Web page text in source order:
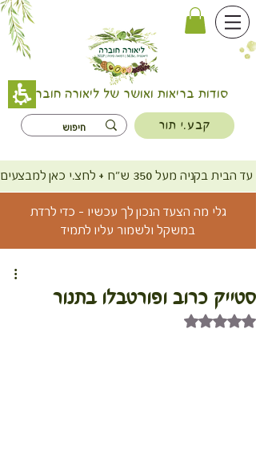
סודות בריאות ואושר של ליאורה חוברה
קבע.י תור
ש"ח + לחצ.י כאן למבצעים
גלי מה הצעד הנכון לך עכשיו - כדי לרדת
במשקל ולשמור עליו לתמיד
סטייק כרוב ופורטבלו בתנור
דירוג של NaN מתוך 5 כוכבים